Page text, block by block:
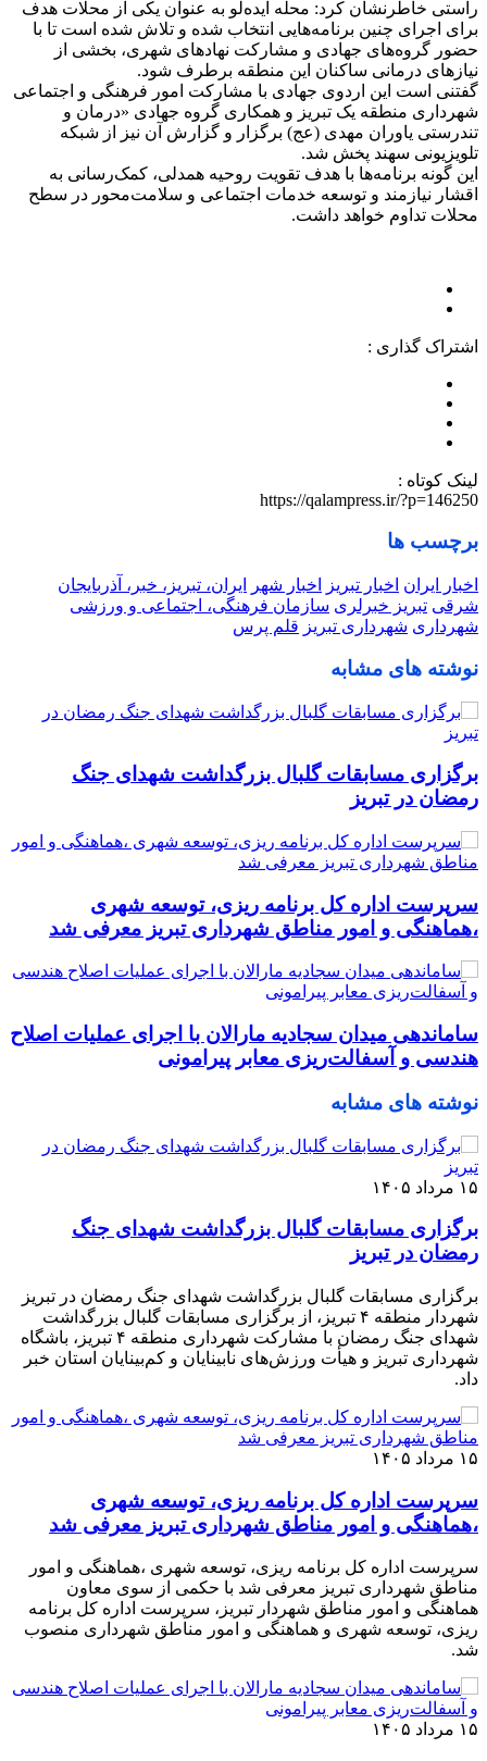
راستی خاطرنشان کرد: محله ایده‌لو به عنوان یکی از محلات هدف
برای اجرای چنین برنامه‌هایی انتخاب شده و تلاش شده است تا با
حضور گروه‌های جهادی و مشارکت نهادهای شهری، بخشی از
نیازهای درمانی ساکنان این منطقه برطرف شود.
گفتنی است این اردوی جهادی با مشارکت امور فرهنگی و اجتماعی
شهرداری منطقه یک تبریز و همکاری گروه جهادی «درمان و
تندرستی یاوران مهدی (عج) برگزار و گزارش آن نیز از شبکه
تلویزیونی سهند پخش شد.
این گونه برنامه‌ها با هدف تقویت روحیه همدلی، کمک‌رسانی به
اقشار نیازمند و توسعه خدمات اجتماعی و سلامت‌محور در سطح
محلات تداوم خواهد داشت.
اشتراک گذاری :
لینک کوتاه :
https://qalampress.ir/?p=146250
برچسب ها
اخبار ایران اخبار تبریز اخبار شهر
ایران، تبریز، خبر، آذربایجان
شرقی تبریز خبرلری سازمان فرهنگی، اجتماعی و ورزشی
شهرداری شهرداری تبریز قلم پرس
نوشته های مشابه
برگزاری مسابقات گلبال بزرگداشت شهدای جنگ
رمضان در تبریز
سرپرست اداره کل برنامه ریزی، توسعه شهری
،هماهنگی و امور مناطق شهرداری تبریز معرفی شد
ساماندهی میدان سجادیه مارالان با اجرای عملیات اصلاح
هندسی و آسفالت‌ریزی معابر پیرامونی
نوشته های مشابه
۱۵ مرداد ۱۴۰۵
برگزاری مسابقات گلبال بزرگداشت شهدای جنگ
رمضان در تبریز
برگزاری مسابقات گلبال بزرگداشت شهدای جنگ رمضان در تبریز
شهردار منطقه ۴ تبریز، از برگزاری مسابقات گلبال بزرگداشت
شهدای جنگ رمضان با مشارکت شهرداری منطقه ۴ تبریز، باشگاه
شهرداری تبریز و هیأت ورزش‌های نابینایان و کم‌بینایان استان خبر
داد.
۱۵ مرداد ۱۴۰۵
سرپرست اداره کل برنامه ریزی، توسعه شهری
،هماهنگی و امور مناطق شهرداری تبریز معرفی شد
سرپرست اداره کل برنامه ریزی، توسعه شهری ،هماهنگی و امور
مناطق شهرداری تبریز معرفی شد با حکمی از سوی معاون
هماهنگی و امور مناطق شهردار تبریز، سرپرست اداره کل برنامه
ریزی، توسعه شهری و هماهنگی و امور مناطق شهرداری منصوب
شد.
۱۵ مرداد ۱۴۰۵